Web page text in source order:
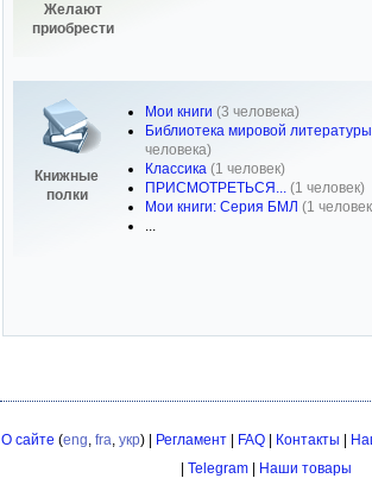
Желают
приобрести
Книжные
полки
Мои книги (3 человека)
Библиотека мировой
человека)
Классика (1 человек)
ПРИСМОТРЕТЬСЯ... (1 человек)
Мои книги: Серия БМЛ (1
...
О сайте (eng, fra, укр) | Регламент| FAQ| Контакты
Telegram Наши товары